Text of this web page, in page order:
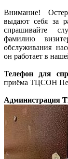
Внимание!
выдают себя за
спрашивайте
фамилию
обслуживания
он работает в
Телефон для
приёма ТЦСОН
Администрация